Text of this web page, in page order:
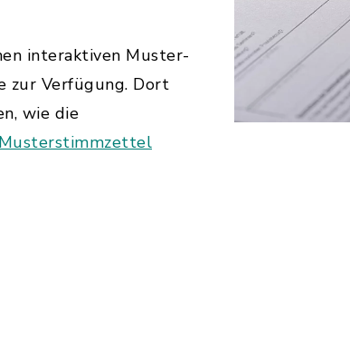
interaktiven Muster-
zur Verfügung. Dort
wie die
Musterstimmzettel